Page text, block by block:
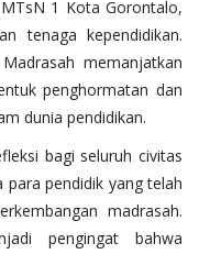
1 Kota Gorontalo,
tenaga kependidikan.
memanjatkan
penghormatan dan
dunia pendidikan.
bagi seluruh civitas
pendidik yang telah
madrasah.
pengingat bahwa